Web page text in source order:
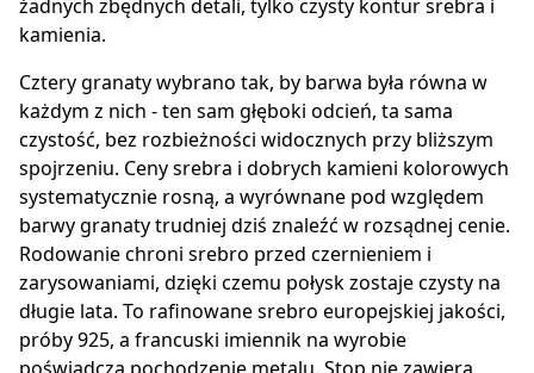
żadnych zbędnych detali, tylko czysty kontur srebra i
kamienia.
Cztery granaty wybrano tak, by barwa była równa w
każdym z nich - ten sam głęboki odcień, ta sama
czystość, bez rozbieżności widocznych przy bliższym
spojrzeniu. Ceny srebra i dobrych kamieni kolorowych
systematycznie rosną, a wyrównane pod względem
barwy granaty trudniej dziś znaleźć w rozsądnej cenie.
Rodowanie chroni srebro przed czernieniem i
zarysowaniami, dzięki czemu połysk zostaje czysty na
długie lata. To rafinowane srebro europejskiej jakości,
próby 925, a francuski imiennik na wyrobie